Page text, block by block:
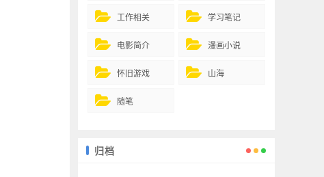
工作相关 学习笔记
电影简介 漫画小说
怀旧游戏 山海
随笔
归档